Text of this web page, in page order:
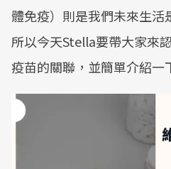
體免疫）則是我們未來生活
所以今天Stella要帶大家來
疫苗的關聯，並簡單介紹一